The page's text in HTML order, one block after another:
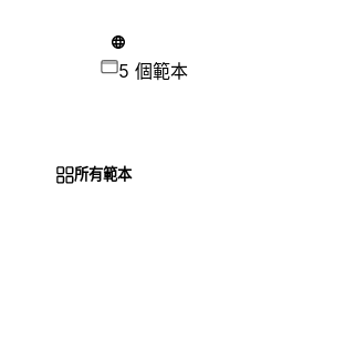
5 個範本
所有範本